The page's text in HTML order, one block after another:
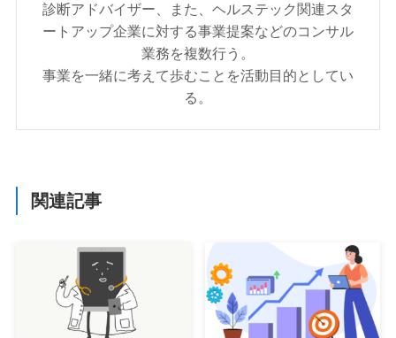
診断アドバイザー、また、ヘルステック関連スタ
ートアップ企業に対する事業提案などのコンサル
業務を複数行う。
事業を一緒に考えて歩むことを活動目的としてい
る。
関連記事